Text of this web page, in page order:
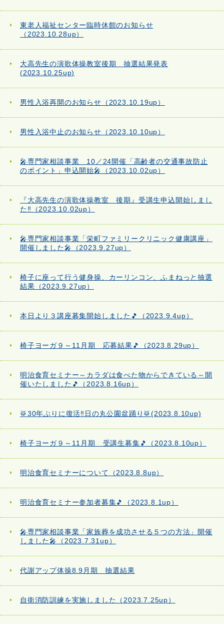
東老人福祉センター臨時休館のお知らせ
（2023.10.28up）
大高先生の演歌体操教室後期 抽選結果発表
(2023.10.25up)
男性入浴再開のお知らせ（2023.10.19up）
男性入浴中止のお知らせ（2023.10.10up）
🎤専門家相談事業 10／24開催「高齢者の交通事故防止
のポイント」申込開始🎤（2023.10.02up）
『大高先生の演歌体操教室 後期』受講生申込開始しまし
た‼（2023.10.02up）
🎤専門家相談事業「栄町ファミリークリニック健康講座」
開催しました🎤（2023.9.27up）
椅子に座って行う健身操、カーリンコン、ふまねっと抽選
結果（2023.9.27up）
本日より３講座募集開始しました🎵（2023.9.4up）
椅子ヨーガ９～11月期 応募結果🎵（2023.8.29up）
明治食育セミナー～カラダは食べた物からできている～開
催いたしました🎵（2023.8.16up）
🥁30年ぶりに復活‼日の丸公園盆踊り🥁(2023.8.10up)
椅子ヨーガ９～11月期 受講生募集🎵（2023.8.10up）
明治食育セミナーについて（2023.8.8up）
明治食育セミナー参加者募集🎵（2023.8.1up）
🎤専門家相談事業「家族葬を成功させる５つの方法」開催
しました🎤（2023.7.31up）
代謝アップ体操8.9月期 抽選結果
自衛消防訓練を実施しました（2023.7.25up）